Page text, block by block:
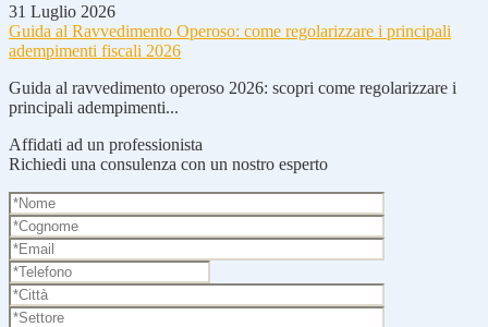
31 Luglio 2026
Guida al Ravvedimento Operoso: come regolarizzare i principali
adempimenti fiscali 2026
Guida al ravvedimento operoso 2026: scopri come regolarizzare i
principali adempimenti...
Affidati ad un professionista
Richiedi una consulenza con un nostro esperto